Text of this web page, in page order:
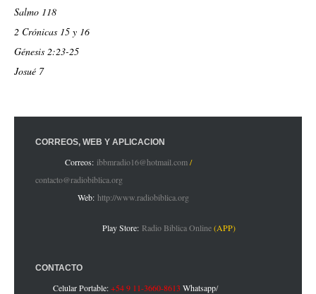
Salmo 118
2 Crónicas 15 y 16
Génesis 2:23-25
Josué 7
CORREOS, WEB Y APLICACIÓN
Correos: ibbmradio16@hotmail.com/
contacto@radiobiblica.org
Web: http://www.radiobiblica.org
Play Store: Radio Biblica Online(APP)
CONTACTO
Celular Portable:+54 9 11-3660-8613 Whatsapp/